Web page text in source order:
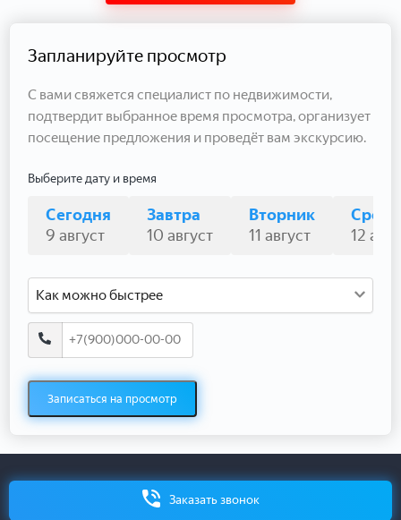
Запланируйте просмотр
С вами свяжется специалист по недвижимости,
подтвердит выбранное время просмотра, организует
посещение предложения и проведёт вам экскурсию.
Выберите дату и время
Сегодня
9 август
Завтра
10 август
Вторник
11 август
Среда
12
Как можно быстрее
Записаться на просмотр
Заказать звонок